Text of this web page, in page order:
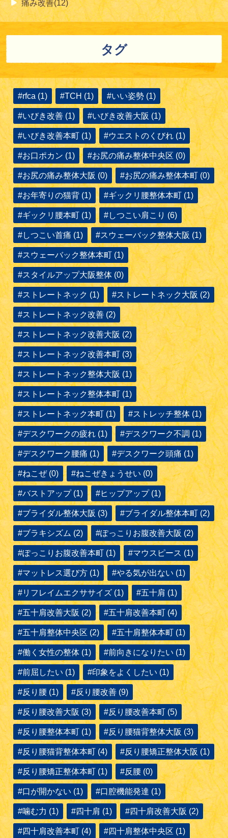
痛み改善(12)
タグ
#rfca (1) #TCH (1) #いい姿勢 (1)
#いびき改善 (1) #いびき改善大阪 (1)
#いびき改善本町 (1) #ウエストのくびれ (1)
#お口ポカン (1) #お尻の痛み整体中央区 (0)
#お尻の痛み整体大阪 (0) #お尻の痛み整体本町 (0)
#お年寄りの猫背 (1) #ギックリ腰整体本町 (1)
#ギックリ腰本町 (1) #しつこい肩こり (6)
#しつこい首痛 (1) #スウェーバック整体大阪 (1)
#スウェーバック整体本町 (1)
#スタイルアップ大阪整体 (0)
#ストレートネック (1) #ストレートネック大阪 (2)
#ストレートネック改善 (2)
#ストレートネック改善大阪 (2)
#ストレートネック改善本町 (3)
#ストレートネック整体大阪 (1)
#ストレートネック整体本町 (1)
#ストレートネック本町 (1) #ストレッチ整体 (1)
#デスクワークの疲れ (1) #デスクワーク不調 (1)
#デスクワーク腰痛 (1) #デスクワーク頭痛 (1)
#ねこぜ (0) #ねこぜきょうせい (0)
#バストアップ (1) #ヒップアップ (1)
#ブライダル整体大阪 (3) #ブライダル整体本町 (2)
#ブラキシズム (2) #ぽっこりお腹改善大阪 (2)
#ぽっこりお腹改善本町 (1) #マウスピース (1)
#マットレス選び方 (1) #やる気が出ない (1)
#リフレイムエクササイズ (1) #五十肩 (1)
#五十肩改善大阪 (2) #五十肩改善本町 (4)
#五十肩整体中央区 (2) #五十肩整体本町 (1)
#働く女性の整体 (1) #前向きになりたい (1)
#前屈したい (1) #印象をよくしたい (1)
#反り腰 (1) #反り腰改善 (9)
#反り腰改善大阪 (3) #反り腰改善本町 (5)
#反り腰整体本町 (1) #反り腰猫背整体大阪 (3)
#反り腰猫背整体本町 (4) #反り腰矯正整体大阪 (1)
#反り腰矯正整体本町 (1) #反腰 (0)
#口が開かない (1) #口腔機能発達 (1)
#噛む力 (1) #四十肩 (1) #四十肩改善大阪 (2)
#四十肩改善本町 (4) #四十肩整体中央区 (1)